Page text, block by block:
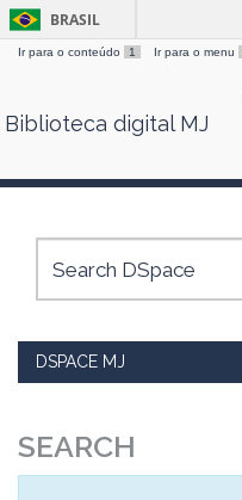
Skip
BRASIL
Ir para o conteúdo 1 Ir para o menu
Biblioteca digital MJ
DSPACE MJ
SEARCH